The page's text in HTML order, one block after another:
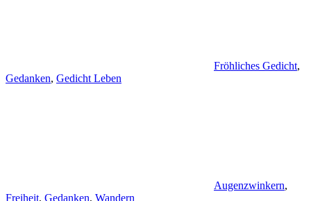
Fröhliches Gedicht,
Gedanken, Gedicht Leben
Augenzwinkern,
Freiheit, Gedanken, Wandern